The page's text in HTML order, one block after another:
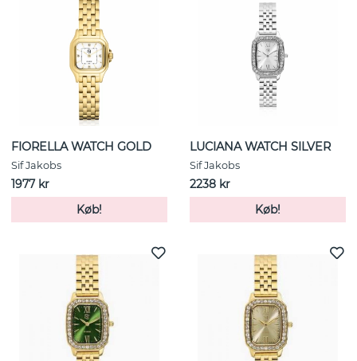
FIORELLA WATCH GOLD
Sif Jakobs
1977 kr
Køb!
LUCIANA WATCH SILVER
Sif Jakobs
2238 kr
Køb!